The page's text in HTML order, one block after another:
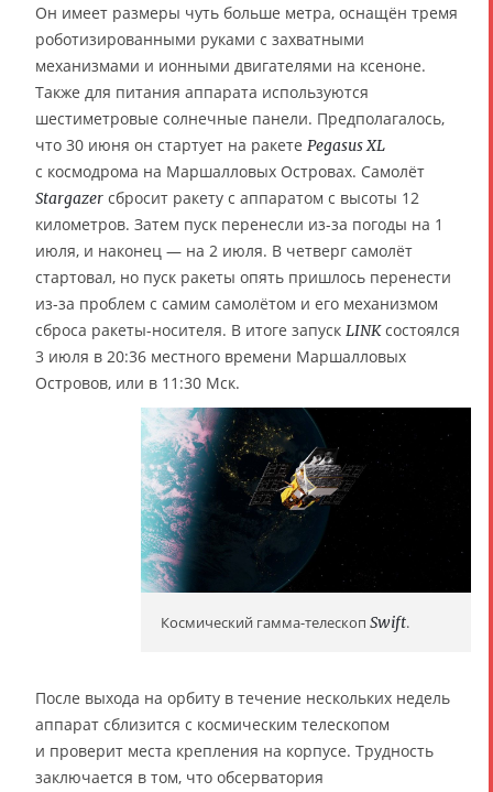
Он имеет размеры чуть больше метра, оснащён тремя
роботизированными руками с захватными
механизмами и ионными двигателями на ксеноне.
Также для питания аппарата используются
шестиметровые солнечные панели. Предполагалось,
что 30 июня он стартует на ракете Pegasus XL
с космодрома на Маршалловых Островах. Самолёт
Stargazer сбросит ракету с аппаратом с высоты 12
километров. Затем пуск перенесли из-за погоды на 1
июля, и наконец — на 2 июля. В четверг самолёт
стартовал, но пуск ракеты опять пришлось перенести
из-за проблем с самим самолётом и его механизмом
сброса ракеты-носителя. В итоге запуск LINKсостоялся
3 июля в 20:36 местного времени Маршалловых
Островов, или в 11:30 Мск.
Космический гамма-телескоп Swift.
После выхода на орбиту в течение нескольких недель
аппарат сблизится с космическим телескопом
и проверит места крепления на корпусе. Трудность
заключается в том, что обсерватория